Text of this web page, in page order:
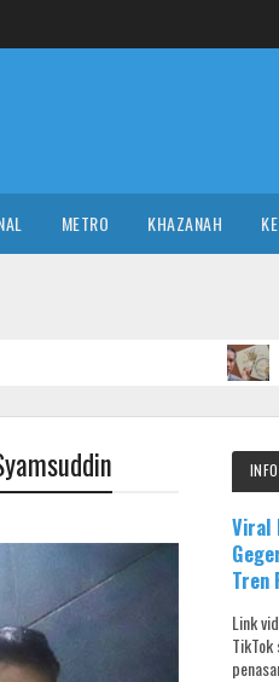
METRO KHAZANAH
NASIONAL
Viral
Tren
Link